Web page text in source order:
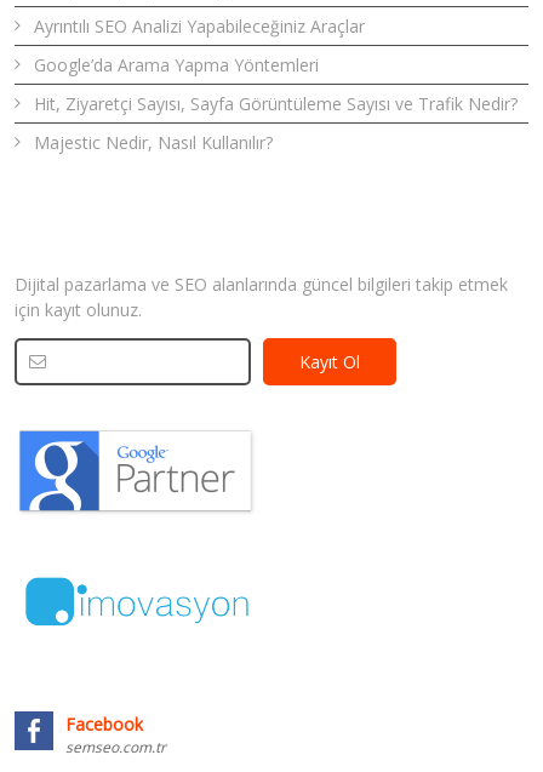
Ayrıntılı SEO Analizi Yapabileceğiniz Araçlar
Google’da Arama Yapma Yöntemleri
Hit, Ziyaretçi Sayısı, Sayfa Görüntüleme Sayısı ve Trafik Nedir?
Majestic Nedir, Nasıl Kullanılır?
Dijital pazarlama ve SEO alanlarında güncel bilgileri takip etmek
için kayıt olunuz.
Facebook
semseo.com.tr